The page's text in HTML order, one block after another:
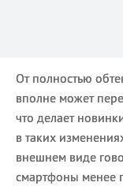
От полностью
вполне может
что делает
в таких
внешнем виде
смартфоны менее